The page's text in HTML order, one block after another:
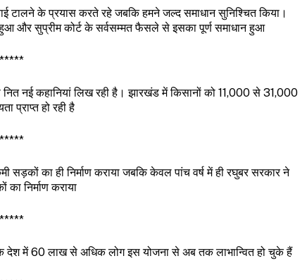
टालने के प्रयास करते रहे जबकि हमने जल्द समाधान सुनिश्चित किया।
हुआ और सुप्रीम कोर्ट के सर्वसम्मत फैसले से इसका पूर्ण समाधान हुआ
नई कहानियां लिख रही है। झारखंड में किसानों को 11,000 से 31,000
प्राप्त हो रही है
का ही निर्माण कराया जबकि केवल पांच वर्ष में ही रघुबर सरकार ने
निर्माण कराया
देश में 60 लाख से अधिक लोग इस योजना से अब तक लाभान्वित हो चुके हैं